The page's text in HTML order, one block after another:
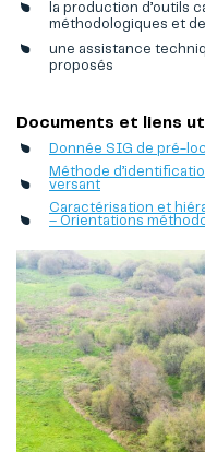
la production d’outils
méthodologiques et
une assistance
proposés
Documents et liens
Donnée SIG de pré-
Méthode
versant
Caractérisation et
– Orientations